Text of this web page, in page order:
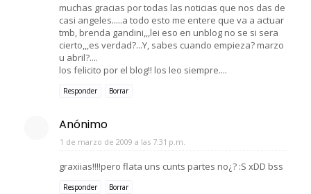
muchas gracias por todas las noticias que nos das de
casi angeles.....a todo esto me entere que va a actuar
tmb, brenda gandini,,,lei eso en unblog no se si sera
cierto,,,es verdad?...Y, sabes cuando empieza? marzo
u abril?....
los felicito por el blog!! los leo siempre....
Responder Borrar
Anónimo
1 de marzo de 2009 a las 7:31 p.m.
graxiias!!!!pero flata uns cunts partes no¿? :S xDD bss
Responder Borrar